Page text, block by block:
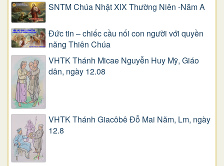
SNTM Chúa Nhật XIX Thường Niên -Năm A
Đức tin – chiếc cầu nối con người với quyền
năng Thiên Chúa
VHTK Thánh Micae Nguyễn Huy Mỹ, Giáo
dân, ngày 12.08
VHTK Thánh Giacôbê Ðỗ Mai Năm, Lm, ngày
12.8